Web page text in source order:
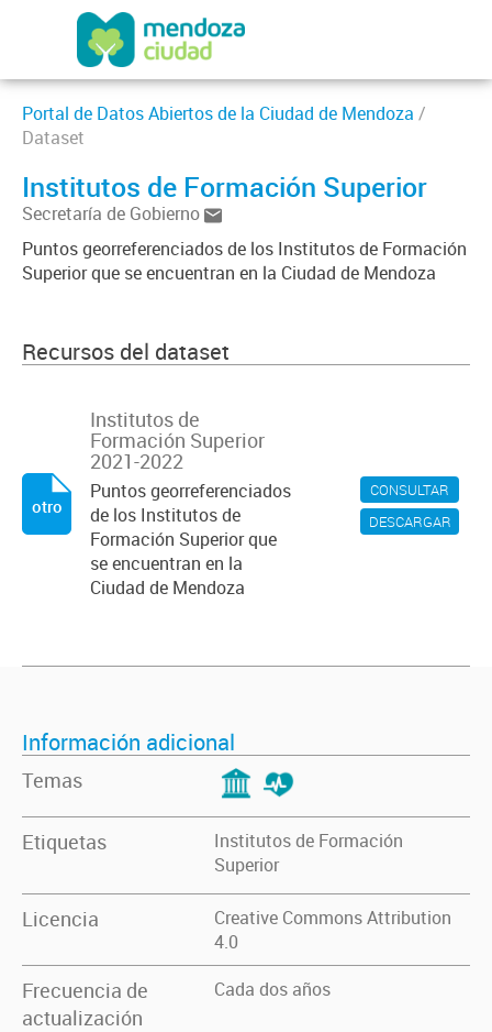
Portal de Datos Abiertos de la Ciudad de Mendoza /
Dataset
Institutos de Formación Superior
Secretaría de Gobierno
Puntos georreferenciados de los Institutos de Formación
Superior que se encuentran en la Ciudad de Mendoza
Recursos del dataset
CONSULTAR
DESCARGAR
Institutos de
Formación Superior
2021-2022
Puntos georreferenciados
de los Institutos de
Formación Superior que
se encuentran en la
Ciudad de Mendoza
otro
Información adicional
Temas
Etiquetas
Institutos de Formación
Superior
Licencia
Creative Commons Attribution
4.0
Frecuencia de
actualización
Cada dos años